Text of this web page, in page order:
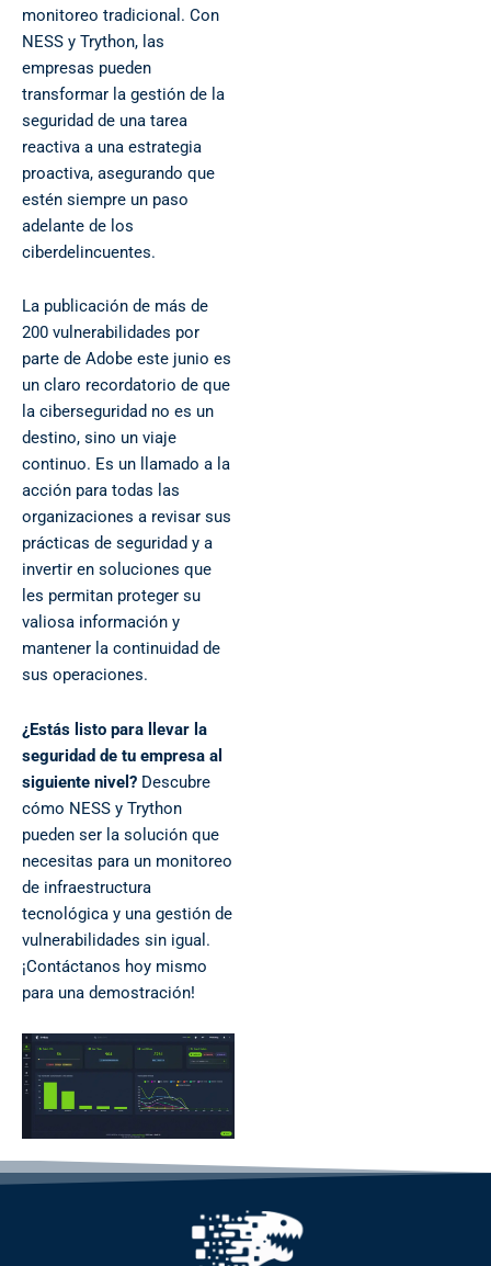
monitoreo tradicional. Con
NESS y Trython, las
empresas pueden
transformar la gestión de la
seguridad de una tarea
reactiva a una estrategia
proactiva, asegurando que
estén siempre un paso
adelante de los
ciberdelincuentes.
La publicación de más de
200 vulnerabilidades por
parte de Adobe este junio es
un claro recordatorio de que
la ciberseguridad no es un
destino, sino un viaje
continuo. Es un llamado a la
acción para todas las
organizaciones a revisar sus
prácticas de seguridad y a
invertir en soluciones que
les permitan proteger su
valiosa información y
mantener la continuidad de
sus operaciones.
¿Estás listo para llevar la
seguridad de tu empresa al
siguiente nivel? Descubre
cómo NESS y Trython
pueden ser la solución que
necesitas para un monitoreo
de infraestructura
tecnológica y una gestión de
vulnerabilidades sin igual.
¡Contáctanos hoy mismo
para una demostración!